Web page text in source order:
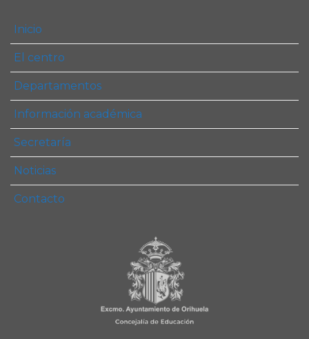
Inicio
El centro
Departamentos
Información académica
Secretaría
Noticias
Contacto